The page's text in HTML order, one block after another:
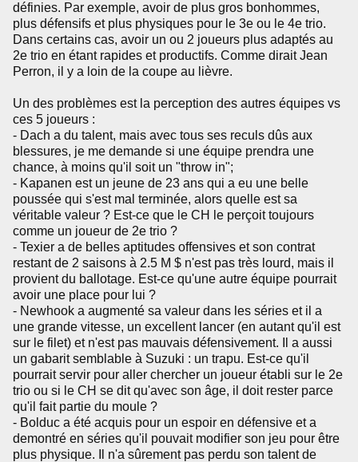
définies. Par exemple, avoir de plus gros bonhommes,
plus défensifs et plus physiques pour le 3e ou le 4e trio.
Dans certains cas, avoir un ou 2 joueurs plus adaptés au
2e trio en étant rapides et productifs. Comme dirait Jean
Perron, il y a loin de la coupe au lièvre.
Un des problèmes est la perception des autres équipes vs
ces 5 joueurs :
- Dach a du talent, mais avec tous ses reculs dûs aux
blessures, je me demande si une équipe prendra une
chance, à moins qu'il soit un "throw in";
- Kapanen est un jeune de 23 ans qui a eu une belle
poussée qui s'est mal terminée, alors quelle est sa
véritable valeur ? Est-ce que le CH le perçoit toujours
comme un joueur de 2e trio ?
- Texier a de belles aptitudes offensives et son contrat
restant de 2 saisons à 2.5 M $ n'est pas très lourd, mais il
provient du ballotage. Est-ce qu'une autre équipe pourrait
avoir une place pour lui ?
- Newhook a augmenté sa valeur dans les séries et il a
une grande vitesse, un excellent lancer (en autant qu'il est
sur le filet) et n'est pas mauvais défensivement. Il a aussi
un gabarit semblable à Suzuki : un trapu. Est-ce qu'il
pourrait servir pour aller chercher un joueur établi sur le 2e
trio ou si le CH se dit qu'avec son âge, il doit rester parce
qu'il fait partie du moule ?
- Bolduc a été acquis pour un espoir en défensive et a
demontré en séries qu'il pouvait modifier son jeu pour être
plus physique. Il n'a sûrement pas perdu son talent de